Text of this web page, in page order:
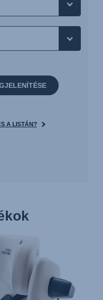
A LISTÁN?